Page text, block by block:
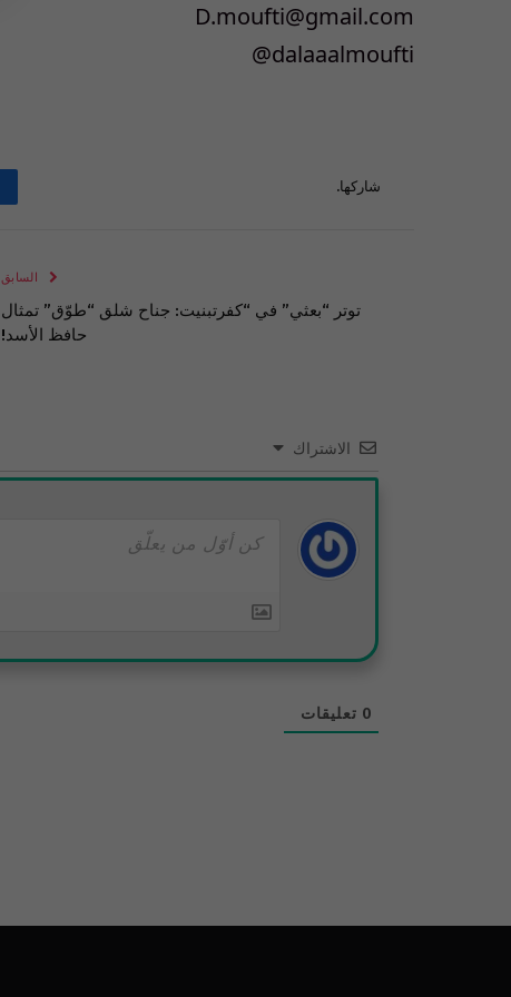
D.moufti@gmail.com
dalaaalmoufti@
شاركها.
السابق
توتر “بعثي” في “كفرتبنيت: جناح شلق “طوّق” تمثال
حافظ الأسد!
الاشتراك
0 تعليقات